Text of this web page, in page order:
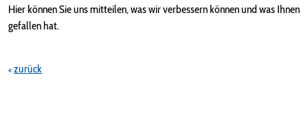
Hier können Sie uns mitteilen, was wir verbessern können und was Ihnen
gefallen hat.
zurück